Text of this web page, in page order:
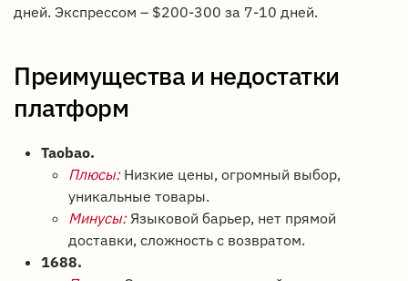
дней. Экспрессом – $200-300 за 7-10 дней.
Преимущества и недостатки
платформ
Taobao.
Плюсы:Низкие цены, огромный выбор,
уникальные товары.
Минусы:Языковой барьер, нет прямой
доставки, сложность с возвратом.
1688.